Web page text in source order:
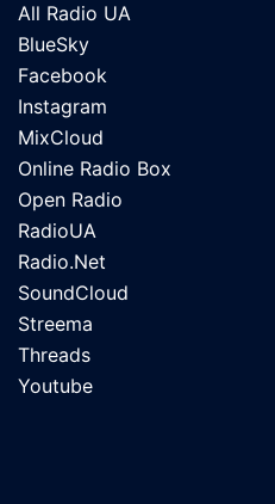
All Radio UA
BlueSky
Facebook
Instagram
MixCloud
Online Radio Box
Open Radio
RadioUA
Radio.Net
SoundCloud
Streema
Threads
Youtube